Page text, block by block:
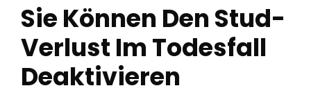
Sie Können Den Stud-
Verlust Im Todesfall
Deaktivieren